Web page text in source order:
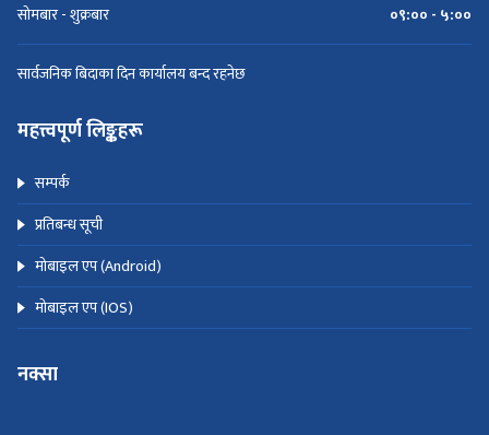
सोमबार - शुक्रबार
०९:०० - ५:००
सार्वजनिक बिदाका दिन कार्यालय बन्द रहनेछ
महत्त्वपूर्ण लिङ्कहरू
सम्पर्क
प्रतिबन्ध सूची
मोबाइल एप (Android)
मोबाइल एप (IOS)
नक्सा